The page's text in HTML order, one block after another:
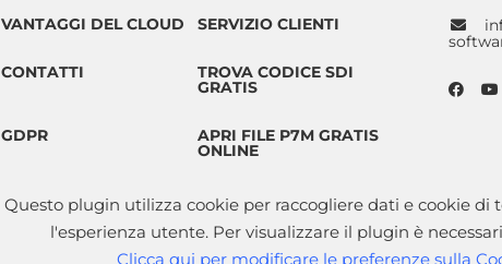
VANTAGGI DEL CLOUD SERVIZIO CLIENTI
CONTATTI TROVA CODICE SDI
GRATIS
GDPR APRI FILE P7M GRATIS
ONLINE
Questo plugin utilizza cookie per raccogliere dati e cookie di
l'esperienza utente. Per visualizzare il plugin è
Clicca qui per modificare le preferenze sulla